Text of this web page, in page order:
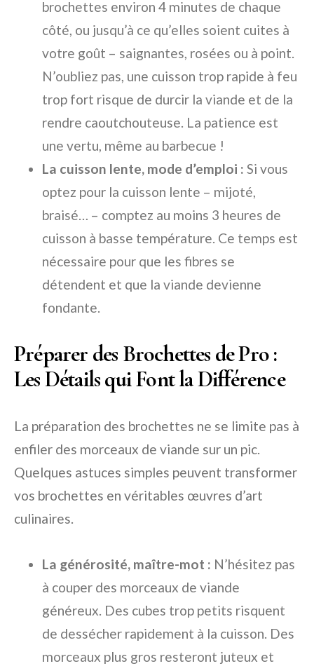
brochettes environ 4 minutes de chaque
côté, ou jusqu’à ce qu’elles soient cuites à
votre goût – saignantes, rosées ou à point.
N’oubliez pas, une cuisson trop rapide à feu
trop fort risque de durcir la viande et de la
rendre caoutchouteuse. La patience est
une vertu, même au barbecue !
La cuisson lente, mode d’emploi : Si vous
optez pour la cuisson lente – mijoté,
braisé… – comptez au moins 3 heures de
cuisson à basse température. Ce temps est
nécessaire pour que les fibres se
détendent et que la viande devienne
fondante.
Préparer des Brochettes de Pro :
Les Détails qui Font la Différence
La préparation des brochettes ne se limite pas à
enfiler des morceaux de viande sur un pic.
Quelques astuces simples peuvent transformer
vos brochettes en véritables œuvres d’art
culinaires.
La générosité, maître-mot : N’hésitez pas
à couper des morceaux de viande
généreux. Des cubes trop petits risquent
de dessécher rapidement à la cuisson. Des
morceaux plus gros resteront juteux et